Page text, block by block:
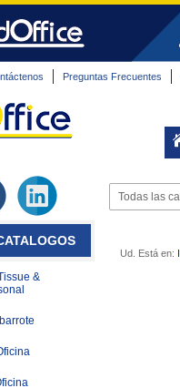
Preguntas Frecuentes
&
Ud. Está en: